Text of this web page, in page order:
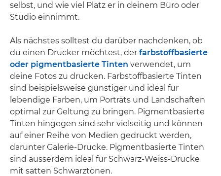
selbst, und wie viel Platz er in deinem Büro oder
Studio einnimmt.
Als nächstes solltest du darüber nachdenken, ob
du einen Drucker möchtest, der farbstoffbasierte
oder pigmentbasierte Tinten verwendet, um
deine Fotos zu drucken. Farbstoffbasierte Tinten
sind beispielsweise günstiger und ideal für
lebendige Farben, um Porträts und Landschaften
optimal zur Geltung zu bringen. Pigmentbasierte
Tinten hingegen sind sehr vielseitig und können
auf einer Reihe von Medien gedruckt werden,
darunter Galerie-Drucke. Pigmentbasierte Tinten
sind ausserdem ideal für Schwarz-Weiss-Drucke
mit satten Schwarztönen.